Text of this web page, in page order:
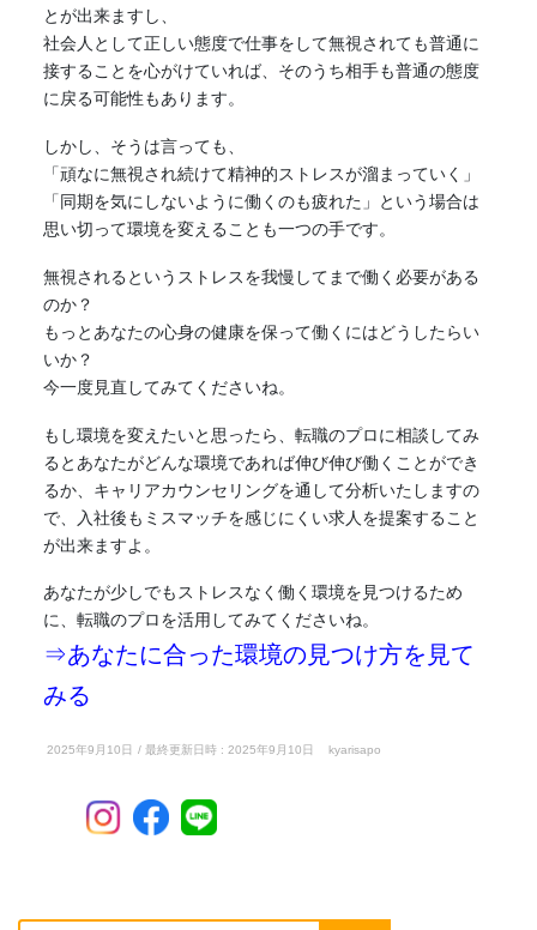
とが出来ますし、
社会人として正しい態度で仕事をして無視されても普通に
接することを心がけていれば、そのうち相手も普通の態度
に戻る可能性もあります。
しかし、そうは言っても、
「頑なに無視され続けて精神的ストレスが溜まっていく」
「同期を気にしないように働くのも疲れた」という場合は
思い切って環境を変えることも一つの手です。
無視されるというストレスを我慢してまで働く必要がある
のか？
もっとあなたの心身の健康を保って働くにはどうしたらい
いか？
今一度見直してみてくださいね。
もし環境を変えたいと思ったら、転職のプロに相談してみ
るとあなたがどんな環境であれば伸び伸び働くことができ
るか、キャリアカウンセリングを通して分析いたしますの
で、入社後もミスマッチを感じにくい求人を提案すること
が出来ますよ。
あなたが少しでもストレスなく働く環境を見つけるため
に、転職のプロを活用してみてくださいね。
⇒あなたに合った環境の見つけ方を見て
みる
2025年9月10日 / 最終更新日時 : 2025年9月10日 kyarisapo